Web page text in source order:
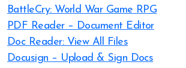
BattleCry: World War Game RPG
PDF Reader – Document Editor
Doc Reader: View All Files
Docusign – Upload & Sign Docs